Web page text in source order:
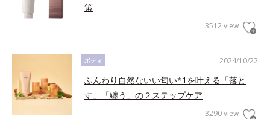
策
3512 view
2024/10/22
ボディ
ふんわり自然ないい匂い*1を叶える「落と
す」「纏う」の２ステップケア
3290 view